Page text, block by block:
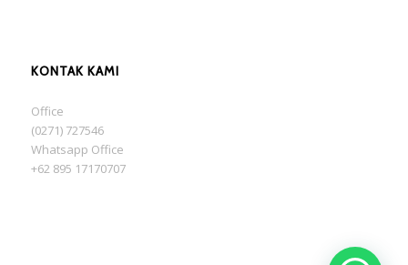
KONTAK KAMI
Office
(0271) 727546
Whatsapp Office
+62 895 17170707